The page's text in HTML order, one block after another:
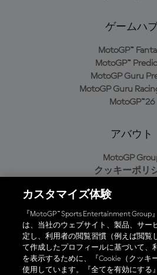
ゲームハブ
MotoGP™
MotoGP™
MotoGP Guru
MotoGP Guru
MotoGP™26
アバウト
MotoGP
クッキーポリ
プライバシーポ
購入ポリシー
オフィシャルア
カスタマイズ体験
『MotoGP™ Sports Entertainment
は、当社のウェブサイト、製品、サー
定し、利用者の閲覧習慣（例えば閲覧
て作成したプロフィールに基づいて、
を表示するために、『Cookie（クッキ
使用しています。『全てを有効にする